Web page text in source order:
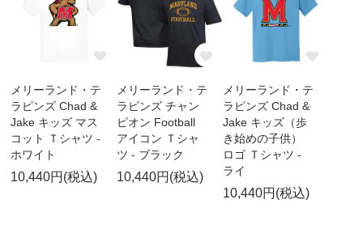
メリーランド・テ
ラピンズ Chad &
Jake キッズ マス
コット Ｔシャツ -
ホワイト
10,440円(税込)
メリーランド・テ
ラピンズ チャン
ピオン Football
アイコン Ｔシャ
ツ - ブラック
10,440円(税込)
メリーランド・テ
ラピンズ Chad &
Jake キッズ（歩
き始めの子供）
ロゴ Ｔシャツ -
ライ
10,440円(税込)